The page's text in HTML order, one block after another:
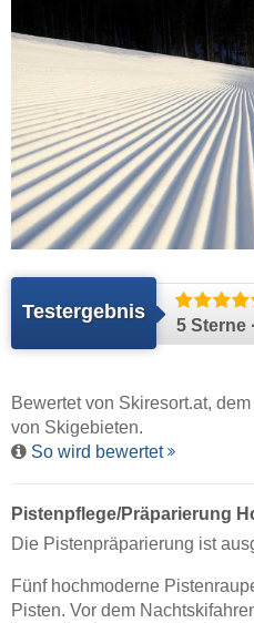
Testergebnis
5 Sterne
Bewertet von Skiresort.at,
von Skigebieten.
So wird bewertet
Pistenpflege/Präparierung
Die Pistenpräparierung ist
Fünf hochmoderne
Pisten. Vor dem